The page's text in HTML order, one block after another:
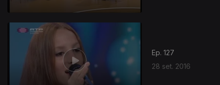
Ep. 127
28 set. 2016